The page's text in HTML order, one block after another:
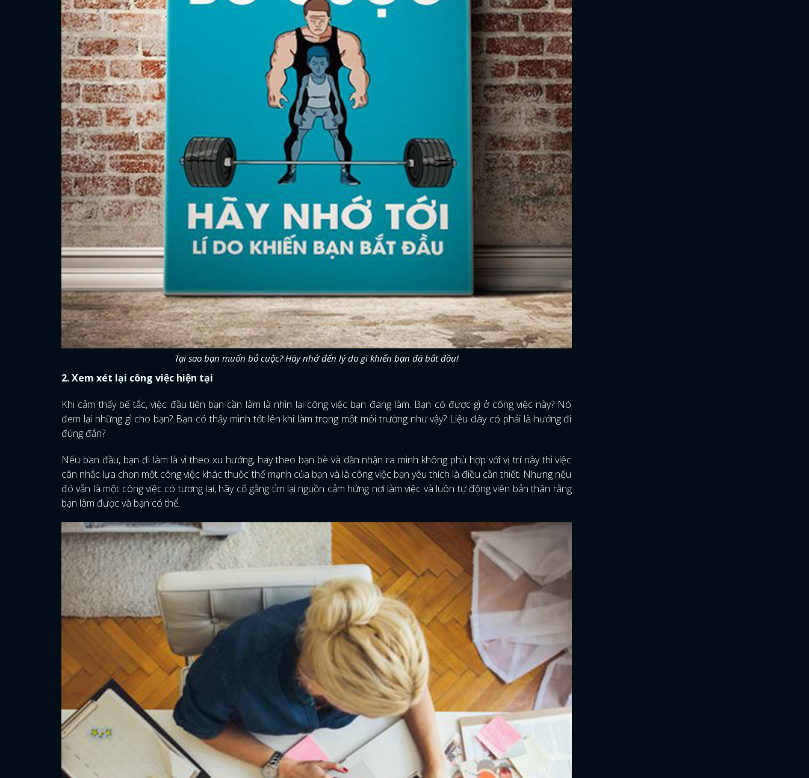
Tại sao bạn muốn bỏ cuộc? Hãy nhớ đến lý do gì khiến bạn đã bắt đầu!
2. Xem xét lại công việc hiện tại
Khi cảm thấy bế tắc, việc đầu tiên bạn cần làm là nhìn lại công việc bạn đang làm. Bạn có được gì ở công việc này? Nó
đem lại những gì cho bạn? Bạn có thấy mình tốt lên khi làm trong một môi trường như vậy? Liệu đây có phải là hướng đi
đúng đắn?
Nếu ban đầu, bạn đi làm là vì theo xu hướng, hay theo bạn bè và dần nhận ra mình không phù hợp với vị trí này thì việc
cân nhắc lựa chọn một công việc khác thuộc thế mạnh của bạn và là công việc bạn yêu thích là điều cần thiết. Nhưng nếu
đó vẫn là một công việc có tương lai, hãy cố gắng tìm lại nguồn cảm hứng nơi làm việc và luôn tự động viên bản thân rằng
bạn làm được và bạn có thể.